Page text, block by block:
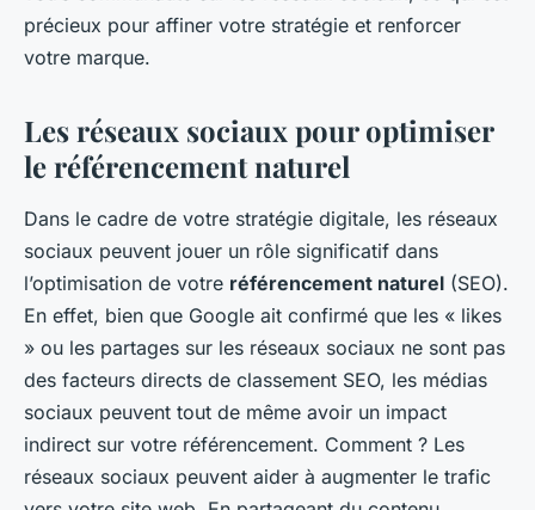
précieux pour affiner votre stratégie et renforcer
votre marque.
Les réseaux sociaux pour optimiser
le référencement naturel
Dans le cadre de votre stratégie digitale, les réseaux
sociaux peuvent jouer un rôle significatif dans
l’optimisation de votre référencement naturel (SEO).
En effet, bien que Google ait confirmé que les « likes
» ou les partages sur les réseaux sociaux ne sont pas
des facteurs directs de classement SEO, les médias
sociaux peuvent tout de même avoir un impact
indirect sur votre référencement. Comment ? Les
réseaux sociaux peuvent aider à augmenter le trafic